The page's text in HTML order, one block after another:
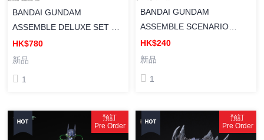
BANDAI GUNDAM
ASSEMBLE DELUXE SET 03
[DX03] GUNDAM ASSEMBLE
豪華套裝 02(機動武闘傳)
HK$780
新品
1
BANDAI GUNDAM
ASSEMBLE SCENARIO
PACK 01 [SC01] GUNDAM
ASSEMBLE 情景包 01 (自護
HK$240
新品
1
預訂
Pre Order
預訂
Pre Order